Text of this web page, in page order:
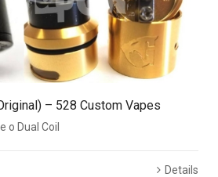
– 528 Custom Vapes
o Dual Coil
Details